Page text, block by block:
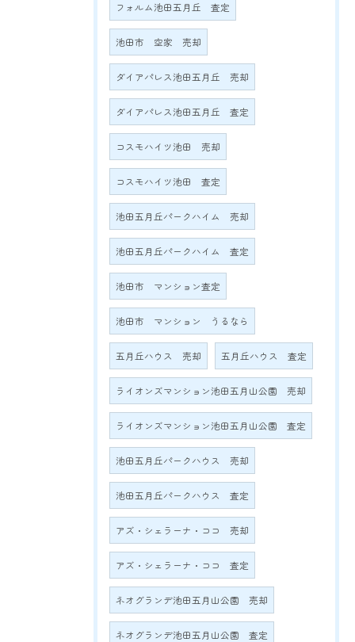
フォルム池田五月丘 査定
池田市 空家 売却
ダイアパレス池田五月丘 売却
ダイアパレス池田五月丘 査定
コスモハイツ池田 売却
コスモハイツ池田 査定
池田五月丘パークハイム 売却
池田五月丘パークハイム 査定
池田市 マンション査定
池田市 マンション うるなら
五月丘ハウス 売却 五月丘ハウス 査定
ライオンズマンション池田五月山公園 売却
ライオンズマンション池田五月山公園 査定
池田五月丘パークハウス 売却
池田五月丘パークハウス 査定
アズ・シェラーナ・ココ 売却
アズ・シェラーナ・ココ 査定
ネオグランデ池田五月山公園 売却
ネオグランデ池田五月山公園 査定